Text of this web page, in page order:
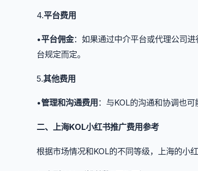
4.平台费用
•平台佣金：如果通过中介平台或代理公司
台规定而定。
5.其他费用
•管理和沟通费用 ：与KOL的沟通和协调也
二、上海KOL小红书推广费用参考
根据市场情况和KOL的不同等级，上海的小